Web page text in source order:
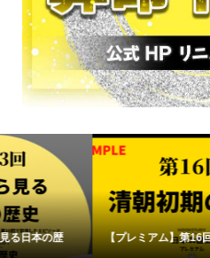
【プレミアム】第16回 清朝初期...